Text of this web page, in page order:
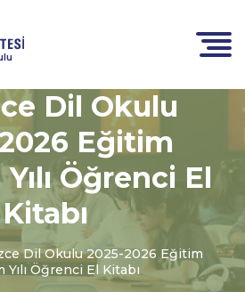
Dil Okulu
Eğitim
Öğrenci El
Kitabı
Dil Okulu 2025-2026 Eğitim
Öğrenci El Kitabı